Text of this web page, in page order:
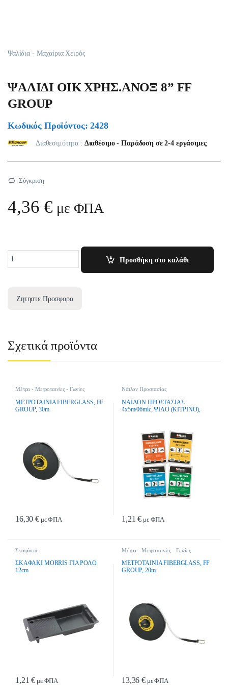
Ψαλίδια - Μαχαίρια Χειρός
ΨΑΛΙΔΙ ΟΙΚ ΧΡΗΣ.ΑΝΟΞ 8” FF
GROUP
Κωδικός Προϊόντος: 2428
Διαθεσιμότητα : Διαθέσιμο - Παράδοση σε 2-4 εργάσιμες
Σύγκριση
4,36€ με ΦΠΑ
Προσθήκη στο καλάθι
Ζητηστε Προσφορα
Σχετικά προϊόντα
Μέτρα - Μετροταινίες - Γωνίες
ΜΕΤΡΟΤΑΙΝΙΑ FIBERGLASS, FF
GROUP, 30m
16,30€ με ΦΠΑ
Νάιλον Προστασίας
ΝΑΪΛΟΝ ΠΡΟΣΤΑΣΙΑΣ
4x5m/06mic, ΨΙΛΟ (ΚΙΤΡΙΝΟ),
1,21€ με ΦΠΑ
Σκαφάκια
ΣΚΑΦΑΚΙ MORRIS ΓΙΑ ΡΟΛΟ
12cm
1,21€ με ΦΠΑ
Μέτρα - Μετροταινίες - Γωνίες
ΜΕΤΡΟΤΑΙΝΙΑ FIBERGLASS, FF
GROUP, 20m
13,36€ με ΦΠΑ